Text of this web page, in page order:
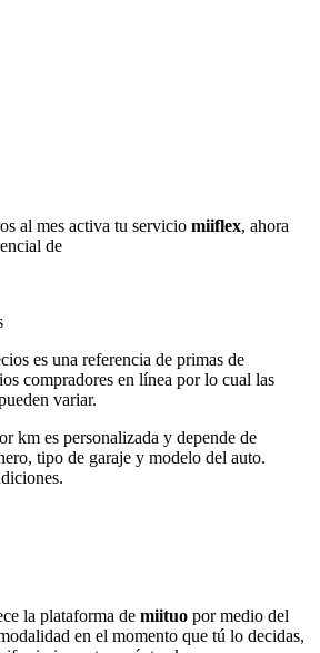
al mes activa tu servicio miiflex, ahora
de
es una referencia de primas de
compradores en línea por lo cual las
variar.
km es personalizada y depende de
tipo de garaje y modelo del auto.
la plataforma de miituo por medio del
en el momento que tú lo decidas,